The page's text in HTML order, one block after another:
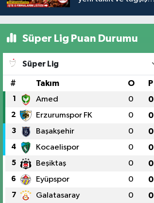
Süper Lig Puan Durumu
Süper Lig
# Takım O P
1 Amed 0 0
2 Erzurumspor FK 0 0
3 Başakşehir 0 0
4 Kocaelispor 0 0
5 Beşiktaş 0 0
6 Eyüpspor 0 0
7 Galatasaray 0 0